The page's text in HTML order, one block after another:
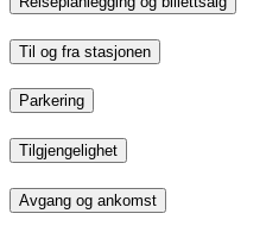
Til og fra stasjonen
Parkering
Tilgjengelighet
Avgang og ankomst